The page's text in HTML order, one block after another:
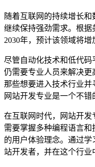
随着互联网的持续增长
继续保持强劲需求。根据
2030年，预计该领域将增
尽管自动化技术和低代
仍需要专业人员来解决
那些想要进入技术行业并
网站开发专业是一个不错
在互联网时代，网站开
需要掌握多种编程语言
的用户体验理念。通过
站开发者，并在这个行业